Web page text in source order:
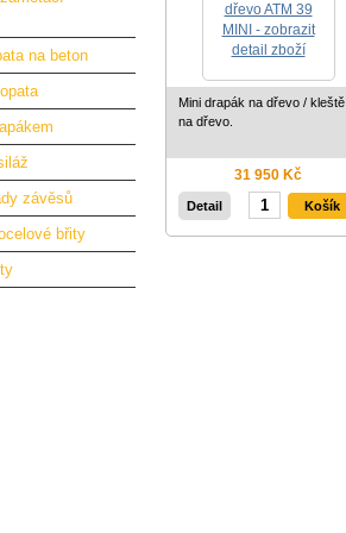
Mini drapák na dřevo / kleště
na dřevo.
31 950 Kč
Detail
na beton
závěsů
břity